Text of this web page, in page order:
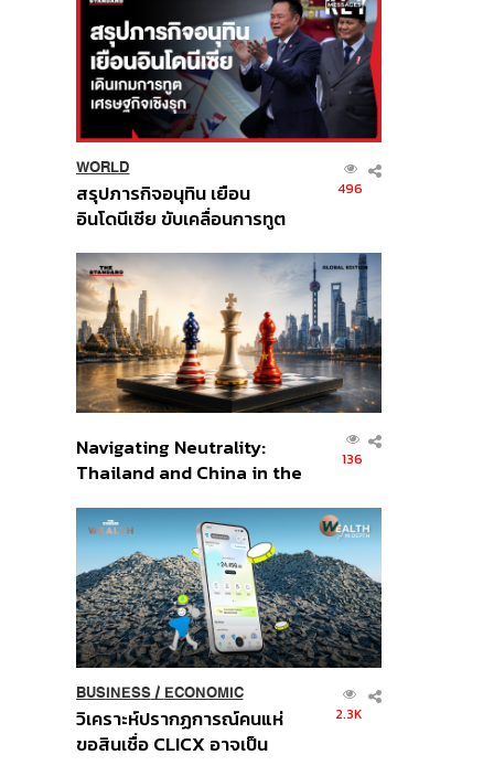
WORLD
สรุปภารกิจอนุทิน เยือน
อินโดนีเซีย ขับเคลื่อนการทูต
ส่วนยุทธศาสตร์ไทย –
อินโดนีเซีย
496
Navigating Neutrality:
Thailand and China in the
Order
136
BUSINESS/ ECONOMIC
วิเคราะห์ปรากฏการณ์คนแห่
ขอสินเชื่อ CLICX อาจเป็น
2.3K